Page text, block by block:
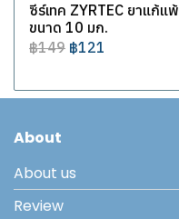
ซีร์เทค ZYRTEC ยาแก้แพ้
ขนาด 10 มก.
฿149 ฿121
About
About us
Review